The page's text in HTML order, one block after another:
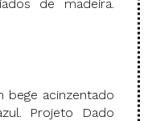
de madeira.
bege acinzentado
Projeto Dado